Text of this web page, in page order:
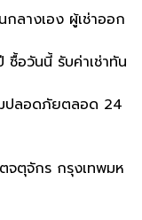
กลางเอง ผู้เช่าออก
วันนี้ รับค่าเช่าทัน
ปลอดภัยตลอด 24
จตุจักร กรุงเทพมห